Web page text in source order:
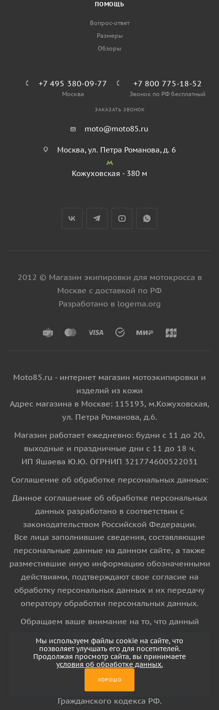
ПОМОЩЬ
Вопрос-ответ
Размеры
Обзоры
+7 495 380-09-77
Москва
+7 800 775-18-52
Звонок по РФ бесплатный
ЗАКАЗАТЬ ЗВОНОК
moto@moto85.ru
Москва, ул. Петра Романова, д. 6
Кожуховская - 380 м
2012 © Магазин экипировки для мотокросса в
Москве с доставкой по РФ
Разработано в logema.org
Moto85.ru - интернет магазин мотоэкипировки и
изделий из кожи
Адрес магазина в Москве: 115193, м.Кожуховская,
ул. Петра Романова, д.6.
Магазин работает ежедневно: будни с 11 до 20,
выходные и праздничные дни с 11 до 18 ч.
ИП Яшаева Ю.Ю. ОГРНИП 321774600522031
Соглашение об обработке персональных данных:
Данное соглашение об обработке персональных
данных разработано в соответствии с
законодательством Российской Федерации.
Все лица заполнившие сведения, составляющие
персональные данные на данном сайте, а также
разместившие иную информацию обозначенными
действиями, подтверждают свое согласие на
обработку персональных данных и их передачу
оператору обработки персональных данных.
Обращаем ваше внимание на то, что данный
информационный характер и ни при каких
условиях информационные материалы и цены,
Гражданского кодекса РФ.
Мы используем файлы cookie на сайте, что
позволяет улучшать его для посетителей.
Продолжая просмотр сайта, вы принимаете
условия об обработке данных.
ХОРОШО